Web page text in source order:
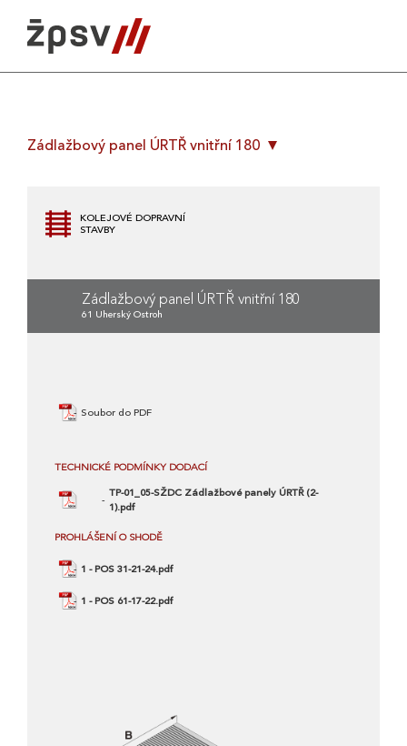
content
Zádlažbový panel ÚRTŘ vnitřní 180
KOLEJOVÉ DOPRAVNÍ
STAVBY
Zádlažbový panel ÚRTŘ vnitřní 180
61 Uherský Ostroh
Soubor do PDF
TECHNICKÉ PODMÍNKY DODACÍ
TP-01_05-SŽDC Zádlažbové panely ÚRTŘ (2-
1).pdf
PROHLÁŠENÍ O SHODĚ
1 - POS 31-21-24.pdf
1 - POS 61-17-22.pdf